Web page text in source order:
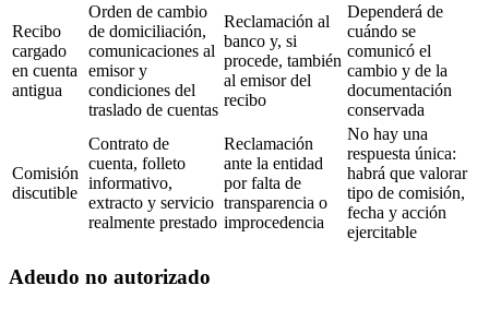
Recibo
cargado
en cuenta
antigua
Orden de cambio
de domiciliación,
comunicaciones al
emisor y
condiciones del
traslado de cuentas
Reclamación al
banco y, si
procede, también
al emisor del
recibo
Dependerá de
cuándo se
comunicó el
cambio y de la
documentación
conservada
Comisión
discutible
Contrato de
cuenta, folleto
informativo,
extracto y servicio
realmente prestado
Reclamación
ante la entidad
por falta de
transparencia o
improcedencia
No hay una
respuesta única:
habrá que valorar
tipo de comisión,
fecha y acción
ejercitable
Adeudo no autorizado